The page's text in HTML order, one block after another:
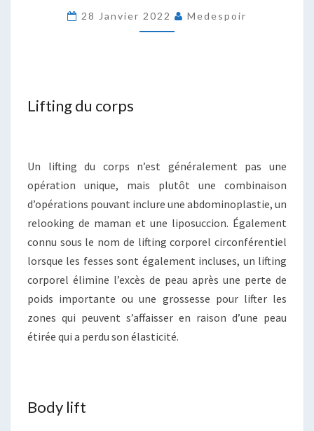
SAVOIR
OPÉRATIONS
28 Janvier 2022 Medespoir
Lifting du corps
Un lifting du corps n’est généralement pas une
opération unique, mais plutôt une combinaison
d’opérations pouvant inclure une abdominoplastie, un
relooking de maman et une liposuccion. Également
connu sous le nom de lifting corporel circonférentiel
lorsque les fesses sont également incluses, un lifting
corporel élimine l’excès de peau après une perte de
poids importante ou une grossesse pour lifter les
zones qui peuvent s’affaisser en raison d’une peau
étirée qui a perdu son élasticité.
Body lift